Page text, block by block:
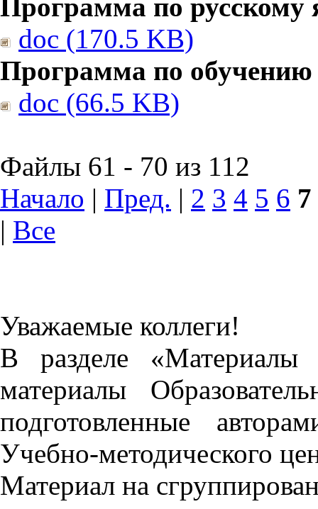
Программа по русскому
doc (170.5 KB)
Программа по обучению
doc (66.5 KB)
Файлы 61 - 70 из 112
Начало | Пред. | 2 3 4 5 6 7
| Все
Уважаемые коллеги!
В разделе «Материалы
материалы
подготовленные
Учебно-методического
Материал на